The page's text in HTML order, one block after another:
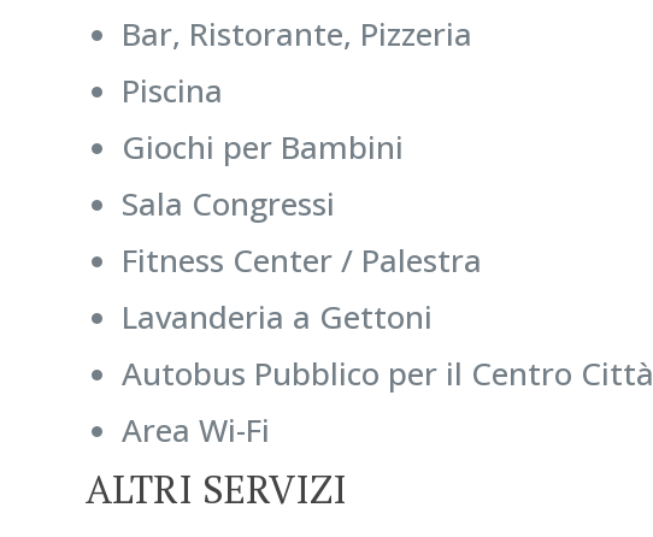
Bar, Ristorante, Pizzeria
Piscina
Giochi per Bambini
Sala Congressi
Fitness Center / Palestra
Lavanderia a Gettoni
Autobus Pubblico per il Centro Città
Area Wi-Fi
ALTRI SERVIZI